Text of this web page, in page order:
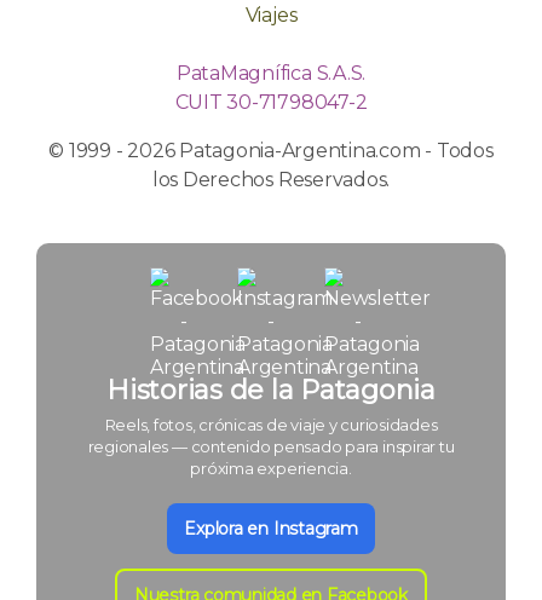
Viajes
PataMagnífica S.A.S.
CUIT 30-71798047-2
© 1999 - 2026 Patagonia-Argentina.com - Todos
los Derechos Reservados.
Historias de la Patagonia
Reels, fotos, crónicas de viaje y curiosidades
regionales — contenido pensado para inspirar tu
próxima experiencia.
Explora en Instagram
Nuestra comunidad en Facebook